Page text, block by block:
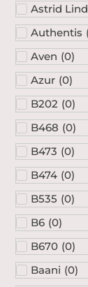
Astrid
Authentis
Aven (0)
Azur (0)
B202 (0)
B468 (0)
B473 (0)
B474 (0)
B535 (0)
B6 (0)
B670 (0)
Baani (0)